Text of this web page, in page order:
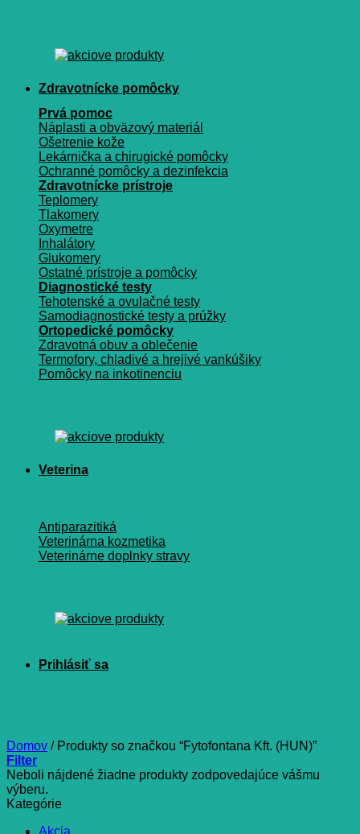
Zdravotnícke pomôcky
Prvá pomoc
Náplasti a obväzový materiál
Ošetrenie kože
Lekárnička a chirugické pomôcky
Ochranné pomôcky a dezinfekcia
Zdravotnícke prístroje
Teplomery
Tlakomery
Oxymetre
Inhalátory
Glukomery
Ostatné prístroje a pomôcky
Diagnostické testy
Tehotenské a ovulačné testy
Samodiagnostické testy a prúžky
Ortopedické pomôcky
Zdravotná obuv a oblečenie
Termofory, chladivé a hrejivé vankúšiky
Pomôcky na inkotinenciu
Veterina
Antiparazitiká
Veterinárna kozmetika
Veterinárne doplnky stravy
Domov /Produkty so značkou “Fytofontana Kft. (HUN)”
Filter
Neboli nájdené žiadne produkty zodpovedajúce vášmu
výberu.
Kategórie
Akcia